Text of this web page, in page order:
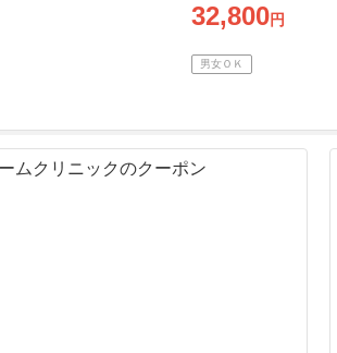
32,800円
男女ＯＫ